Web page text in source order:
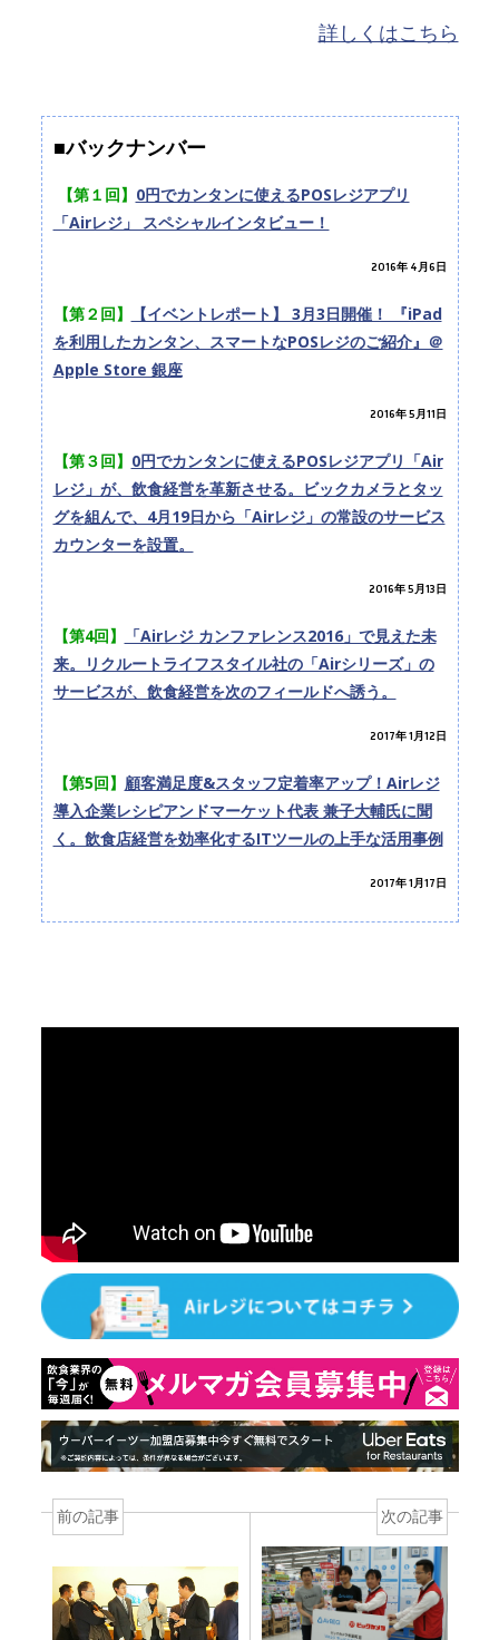
詳しくはこちら
■バックナンバー
【第１回】 0円でカンタンに使えるPOSレジアプリ
「Airレジ」 スペシャルインタビュー！
2016年 4月6日
【第２回】
【イベントレポート】 3月3日開催！ 『iPad
を利用したカンタン、スマートなPOSレジのご紹介』＠
Apple Store 銀座
2016年 5月11日
【第３回】 0円でカンタンに使えるPOSレジアプリ「Air
レジ」が、飲食経営を革新させる。ビックカメラとタッ
グを組んで、4月19日から「Airレジ」の常設のサービス
カウンターを設置。
2016年 5月13日
【第4回】
「Airレジ カンファレンス2016」で見えた未
来。リクルートライフスタイル社の「Airシリーズ」の
サービスが、飲食経営を次のフィールドへ誘う。
2017年 1月12日
【第5回】 顧客満足度&スタッフ定着率アップ！Airレジ
導入企業レシピアンドマーケット代表 兼子大輔氏に聞
く。飲食店経営を効率化するITツールの上手な活用事例
2017年 1月17日
前の記事 次の記事